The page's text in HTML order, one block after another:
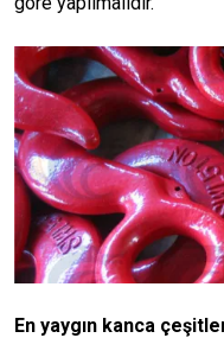
En yaygın kanca